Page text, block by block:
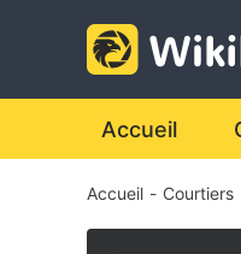
Accueil
Accueil - Courtiers
3
4
5